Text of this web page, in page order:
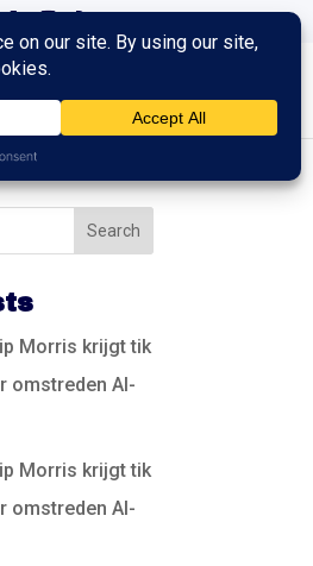
Morris krijgt tik
omstreden AI-
Morris krijgt tik
omstreden AI-